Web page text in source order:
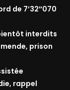
de 7’32″070
interdits
prison
rappel